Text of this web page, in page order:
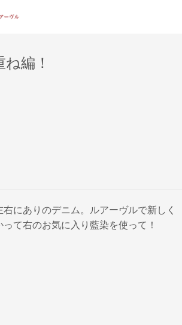
編！
にありのデニム。ルアーヴルで新しく
て右のお気に入り藍染を使って！